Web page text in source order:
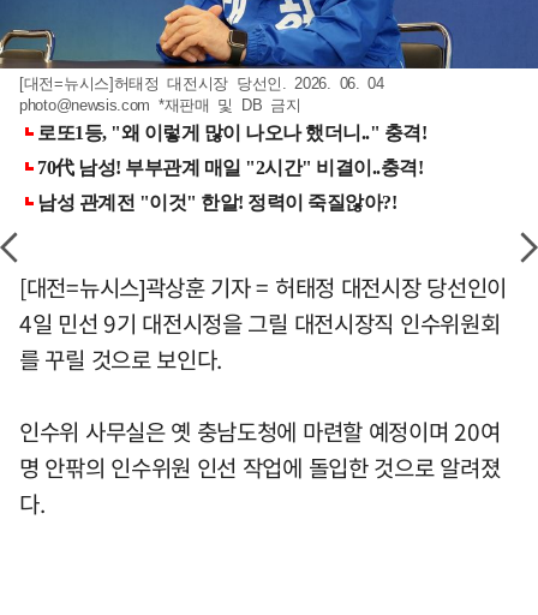
[대전=뉴시스]허태정 대전시장 당선인. 2026. 06. 04
photo@newsis.com *재판매 및 DB 금지
[대전=뉴시스]곽상훈 기자 = 허태정 대전시장 당선인이
4일 민선 9기 대전시정을 그릴 대전시장직 인수위원회
를 꾸릴 것으로 보인다.
인수위 사무실은 옛 충남도청에 마련할 예정이며 20여
명 안팎의 인수위원 인선 작업에 돌입한 것으로 알려졌
다.